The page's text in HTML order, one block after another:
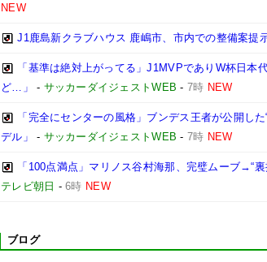
NEW
J1鹿島新クラブハウス 鹿嶋市、市内での整備案提
「基準は絶対上がってる」J1MVPでありW杯日
ど…」
- サッカーダイジェストWEB - 7時 NEW
「完全にセンターの風格」ブンデス王者が公開し
デル」
- サッカーダイジェストWEB - 7時 NEW
「100点満点」マリノス谷村海那、完璧ムーブ→“
テレビ朝日 -6時 NEW
ブログ